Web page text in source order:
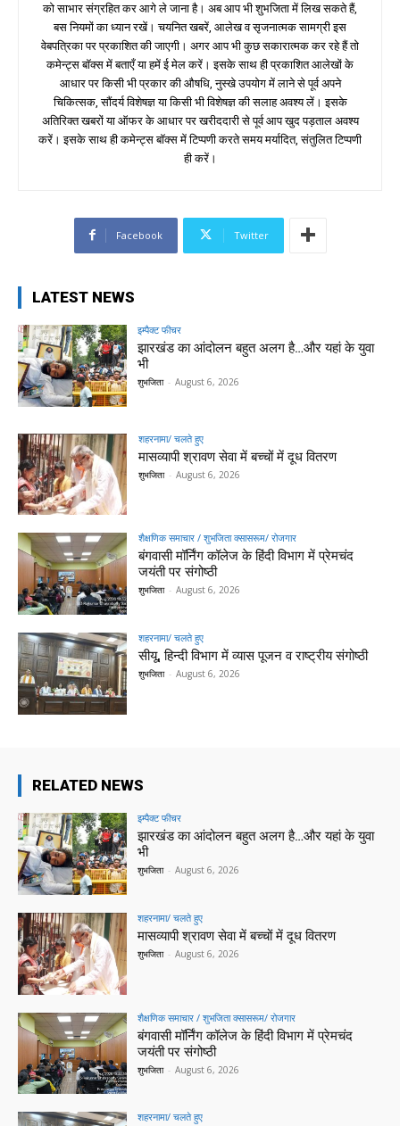
को साभार संग्रहित कर आगे ले जाना है। अब आप भी शुभजिता में लिख सकते हैं,
बस नियमों का ध्यान रखें। चयनित खबरें, आलेख व सृजनात्मक सामग्री इस
वेबपत्रिका पर प्रकाशित की जाएगी। अगर आप भी कुछ सकारात्मक कर रहे हैं तो
कमेन्ट्स बॉक्स में बताएँ या हमें ई मेल करें। इसके साथ ही प्रकाशित आलेखों के
आधार पर किसी भी प्रकार की औषधि, नुस्खे उपयोग में लाने से पूर्व अपने
चिकित्सक, सौंदर्य विशेषज्ञ या किसी भी विशेषज्ञ की सलाह अवश्य लें। इसके
अतिरिक्त खबरों या ऑफर के आधार पर खरीददारी से पूर्व आप खुद पड़ताल अवश्य
करें। इसके साथ ही कमेन्ट्स बॉक्स में टिप्पणी करते समय मर्यादित, संतुलित टिप्पणी
ही करें।
Facebook Twitter
LATEST NEWS
इम्पैक्ट फीचर
झारखंड का आंदोलन बहुत अलग है…और यहां के युवा
भी
शुभजिता - August 6, 2026
शहरनामा/ चलते हुए
मासव्यापी श्रावण सेवा में बच्चों में दूध वितरण
शुभजिता - August 6, 2026
शैक्षणिक समाचार / शुभजिता क्सासरूम/ रोजगार
बंगवासी मॉर्निंग कॉलेज के हिंदी विभाग में प्रेमचंद
जयंती पर संगोष्ठी
शुभजिता - August 6, 2026
शहरनामा/ चलते हुए
सीयू, हिन्दी विभाग में व्यास पूजन व राष्ट्रीय संगोष्ठी
शुभजिता - August 6, 2026
RELATED NEWS
इम्पैक्ट फीचर
झारखंड का आंदोलन बहुत अलग है…और यहां के युवा
भी
शुभजिता - August 6, 2026
शहरनामा/ चलते हुए
मासव्यापी श्रावण सेवा में बच्चों में दूध वितरण
शुभजिता - August 6, 2026
शैक्षणिक समाचार / शुभजिता क्सासरूम/ रोजगार
बंगवासी मॉर्निंग कॉलेज के हिंदी विभाग में प्रेमचंद
जयंती पर संगोष्ठी
शुभजिता - August 6, 2026
शहरनामा/ चलते हुए